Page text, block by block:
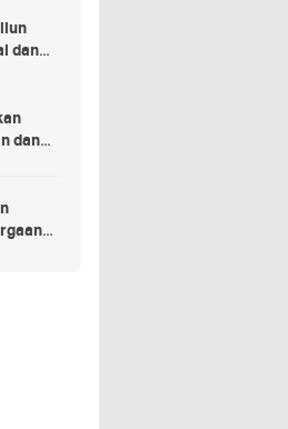
dan
dan